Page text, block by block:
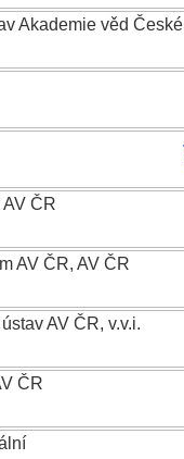
Akademie věd České
ČR
AV ČR, AV ČR
AV ČR, v.v.i.
ČR